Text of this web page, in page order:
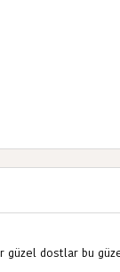
güzel dostlar bu